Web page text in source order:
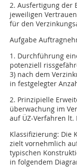
2. Ausfertigung der
jeweiligen
für den
Aufgabe
1. Durchführung
potenziell
3) nach dem
in festgelegter
2. Prinzipielle
überwachung im
auf ÜZ-Verfahren lt.
Klassifizierung: Die
zielt vornehmlich
typischen
in folgendem